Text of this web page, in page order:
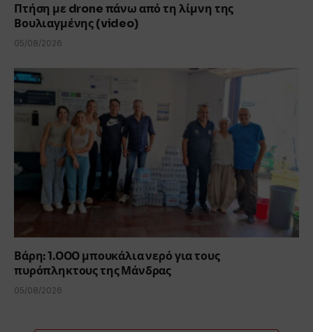
Πτήση με drone πάνω από τη λίμνη της
Βουλιαγμένης (video)
05/08/2026
Βάρη: 1.000 μπουκάλια νερό για τους
πυρόπληκτους της Μάνδρας
05/08/2026